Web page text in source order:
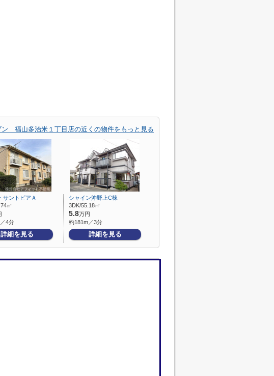
ン 福山多治米１丁目店の近くの物件をもっと見る
サントピアＡ
㎡
4分
詳細を見る
シャイン沖野上C棟
3DK/55.18㎡
5.8万円
約181m／3分
詳細を見る